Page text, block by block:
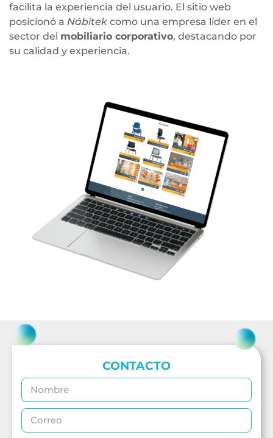
facilita la experiencia del usuario. El sitio web
posicionó a Nábitek como una empresa líder en el
sector del mobiliario corporativo, destacando por
su calidad y experiencia.
CONTACTO